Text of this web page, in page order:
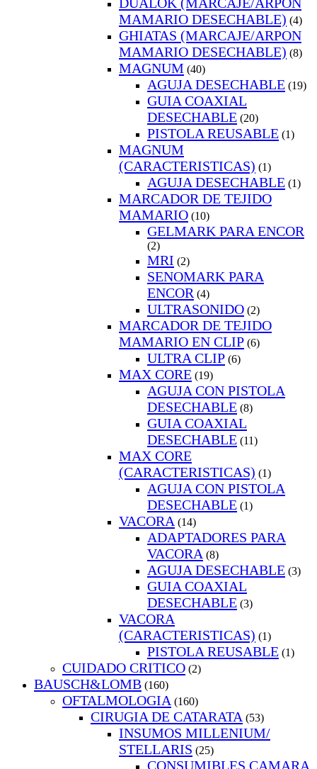
MAMARIO DESECHABLE) (4)
GHIATAS (MARCAJE/ARPON
MAMARIO DESECHABLE) (8)
MAGNUM (40)
AGUJA DESECHABLE (19)
GUIA COAXIAL
DESECHABLE (20)
PISTOLA REUSABLE (1)
MAGNUM
(CARACTERISTICAS) (1)
AGUJA DESECHABLE (1)
MARCADOR DE TEJIDO
MAMARIO (10)
GELMARK PARA ENCOR
(2)
MRI (2)
SENOMARK PARA
ENCOR (4)
ULTRASONIDO (2)
MARCADOR DE TEJIDO
MAMARIO EN CLIP (6)
ULTRA CLIP (6)
MAX CORE (19)
AGUJA CON PISTOLA
DESECHABLE (8)
GUIA COAXIAL
DESECHABLE (11)
MAX CORE
(CARACTERISTICAS) (1)
AGUJA CON PISTOLA
DESECHABLE (1)
VACORA (14)
ADAPTADORES PARA
VACORA (8)
AGUJA DESECHABLE (3)
GUIA COAXIAL
DESECHABLE (3)
VACORA
(CARACTERISTICAS) (1)
PISTOLA REUSABLE (1)
CUIDADO CRITICO (2)
BAUSCH&LOMB (160)
OFTALMOLOGIA (160)
CIRUGIA DE CATARATA (53)
INSUMOS MILLENIUM/
STELLARIS (25)
CONSUMIBLES CAMARA